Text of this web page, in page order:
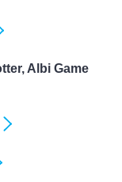
Albi Game